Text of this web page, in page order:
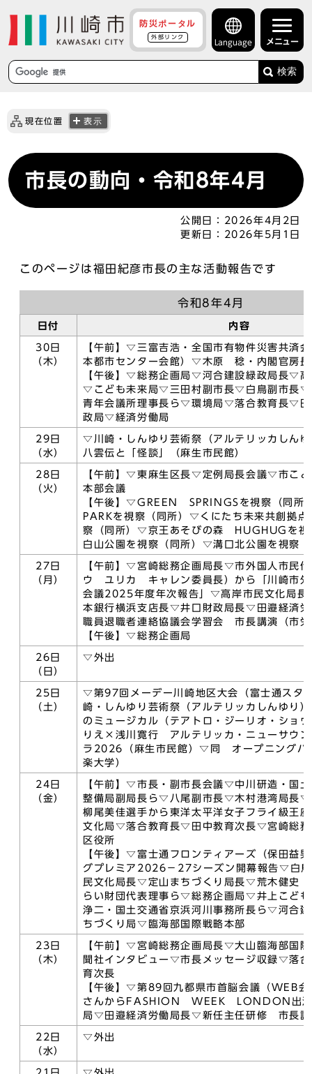
防災ポータル
外部リンク
Language メニュー
検索
現在位置 表示
市長の動向・令和8年4月
公開日：
2026年4月2日
更新日：
2026年5月1日
このページは福田紀彦市長の主な活動報告です
令和8年4月
日付 内容
30日
（木）
【午前】▽三富吉浩・全国市有物件災害共済
本都市センター会館）▽木原 稔・内閣官房長
【午後】▽総務企画局▽河合建設緑政局長▽高
▽こども未来局▽三田村副市長▽白鳥副市長▽
青年会議所理事長ら▽環境局▽落合教育長▽
政局▽経済労働局
29日
（水）
▽川崎・しんゆり芸術祭（アルテリッカしん
八雲伝と「怪談」（麻生市民館）
28日
（火）
【午前】▽東麻生区長▽定例局長会議▽市こど
本部会議
【午後】▽GREEN SPRINGSを視察（同
PARKを視察（同所）▽くにたち未来共創拠
察（同所）▽京王あそびの森 HUGHUGを視
白山公園を視察（同所）▽溝口北公園を視察
27日
（月）
【午前】▽宮崎総務企画局長▽市外国人市民
ウ ユリカ キャレン委員長）から「川崎市外
会議2025年度年次報告」▽高岸市民文化局
本銀行横浜支店長▽井口財政局長▽田邉経済
職員退職者連絡協議会学習会 市長講演（市
【午後】▽総務企画局
26日
（日）
▽外出
25日
（土）
▽第97回メーデー川崎地区大会（富士通スタ
崎・しんゆり芸術祭（アルテリッカしんゆ
のミュージカル（テアトロ・ジーリオ・シ
りえ×浅川寛行 アルテリッカ・ニューサウン
ラ2026（麻生市民館）▽同 オープニングパ
楽大学）
24日
（金）
【午前】▽市長・副市長会議▽中川研造・国
整備局副局長ら▽八尾副市長▽木村港湾局長
柳尾美佳選手から東洋太平洋女子フライ級王
文化局▽落合教育長▽田中教育次長▽宮崎総
区役所
【午後】▽富士通フロンティアーズ（保田益
グプレミア2026－27シーズン開幕報告▽白
民文化局長▽定山まちづくり局長▽荒木健史
らい財団代表理事ら▽総務企画局▽井上こど
浄二・国土交通省京浜河川事務所長ら▽河合
ちづくり局▽臨海部国際戦略本部
23日
（木）
【午前】▽宮崎総務企画局長▽大山臨海部国
聞社インタビュー▽市長メッセージ収録▽落
育次長
【午後】▽第89回九都県市首脳会議（WEB
さんからFASHION WEEK LONDON出演
局▽田邉経済労働局長▽新任主任研修 市長講
22日
（水）
▽外出